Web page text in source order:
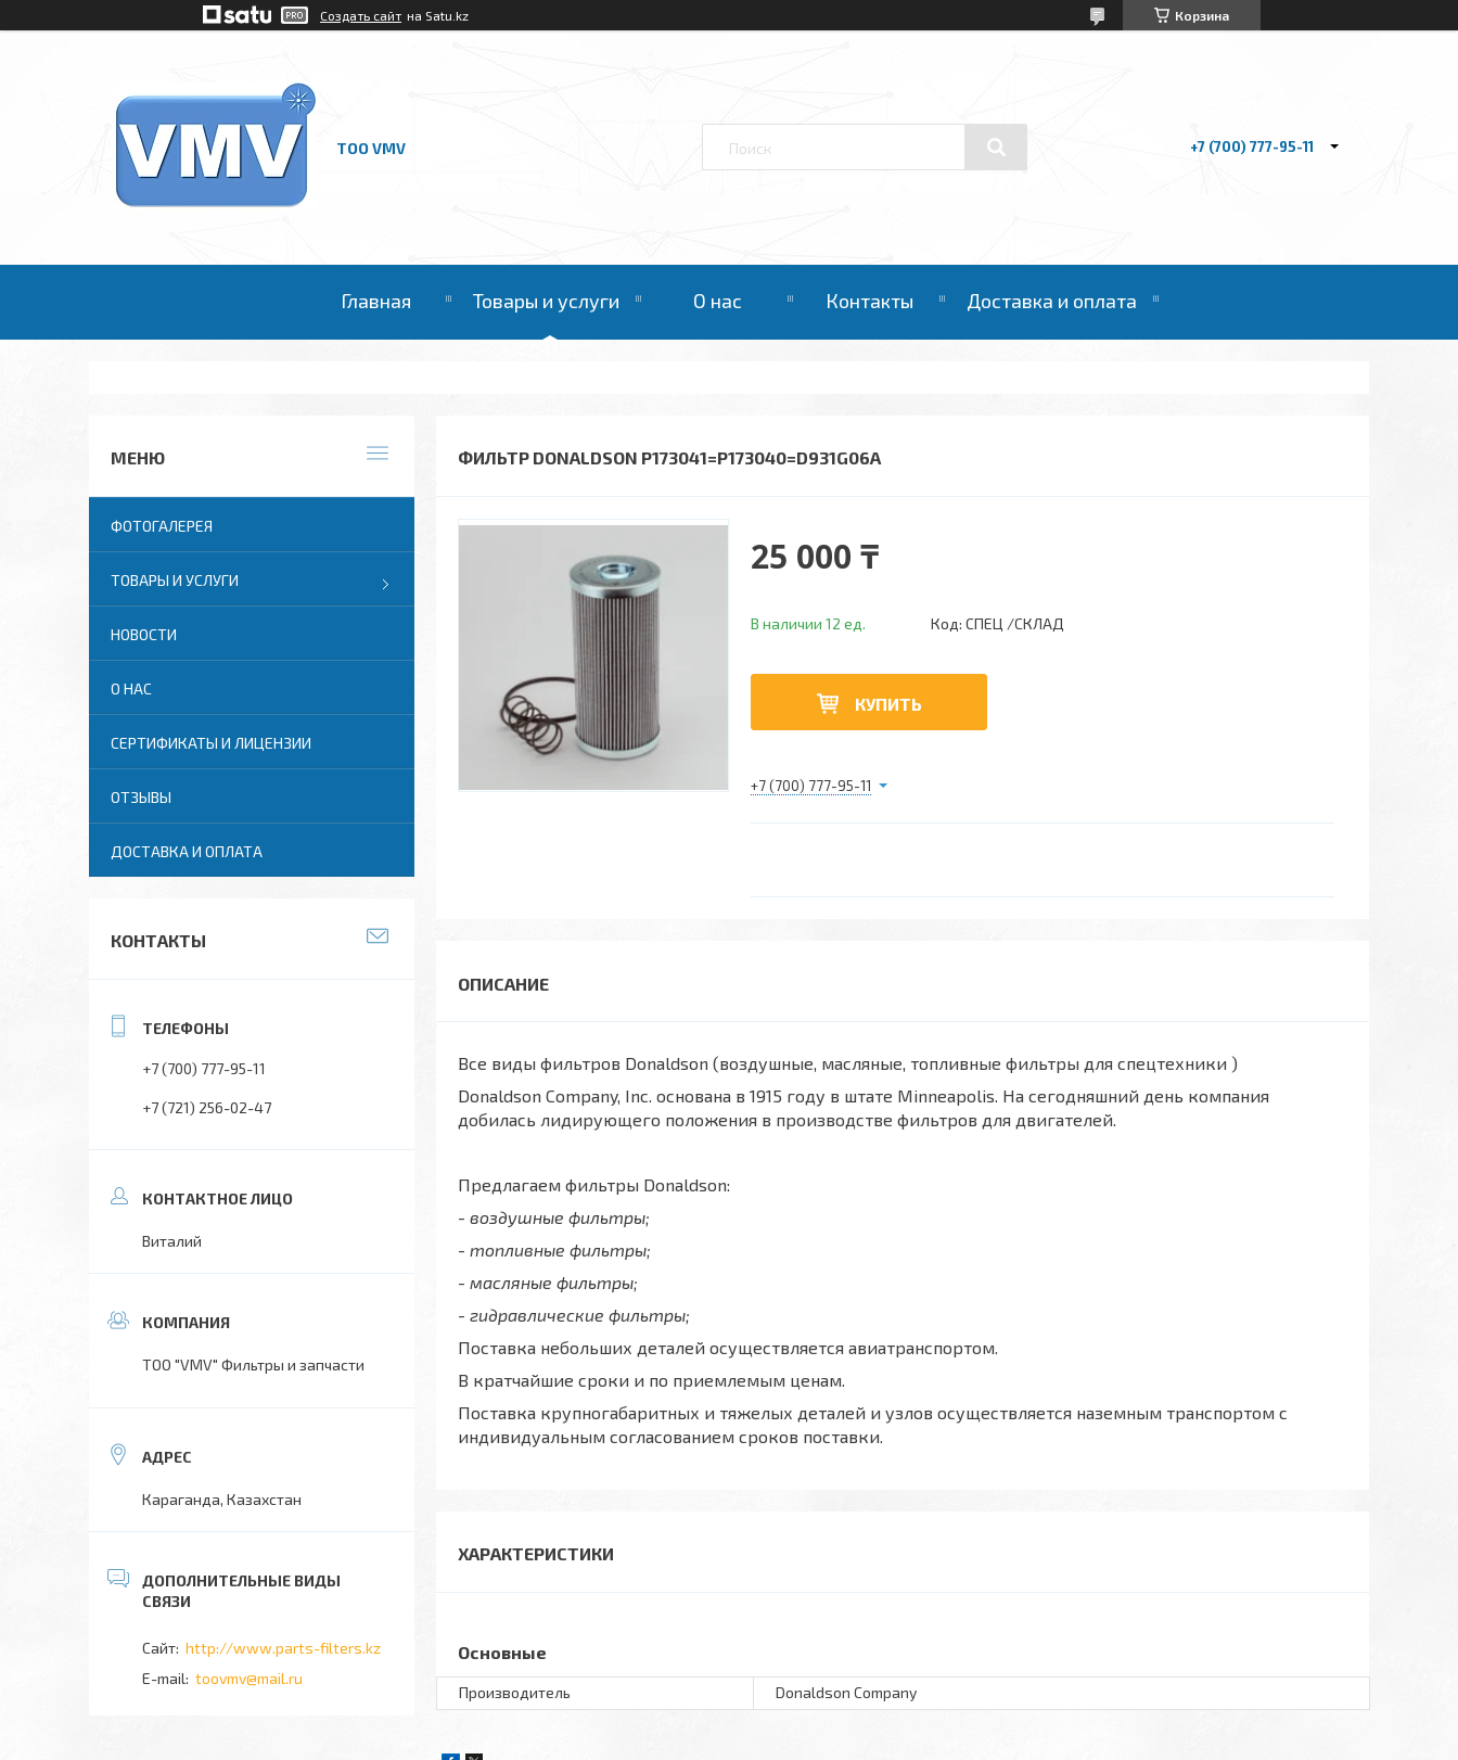
Создать сайт на Satu.kz Корзина
ТОО VMV +7 (700) 777-95-11
Главная Товары и услуги О нас Контакты Доставка и оплата
ФИЛЬТР DONALDSON P173041=P173040=D931G06A
25 000 ₸
В наличии 12 ед. Код: СПЕЦ /CКЛАД
КУПИТЬ
+7 (700) 777-95-11
Все виды фильтров Donaldson (воздушные, масляные, топливные фильтры для спецтехники )
Donaldson Company, Inc. основана в 1915 году в штате Minneapolis. На сегодняшний день компания
добилась лидирующего положения в производстве фильтров для двигателей.
Предлагаем фильтры Donaldson:
- воздушные фильтры;
- топливные фильтры;
- масляные фильтры;
- гидравлические фильтры;
Поставка небольших деталей осуществляется авиатранспортом.
В кратчайшие сроки и по приемлемым ценам.
Поставка крупногабаритных и тяжелых деталей и узлов осуществляется наземным транспортом с
индивидуальным согласованием сроков поставки.
ХАРАКТЕРИСТИКИ
Основные
Производитель Donaldson Company
ФОТОГАЛЕРЕЯ
ТОВАРЫ И УСЛУГИ
НОВОСТИ
О НАС
СЕРТИФИКАТЫ И ЛИЦЕНЗИИ
ОТЗЫВЫ
ДОСТАВКА И ОПЛАТА
КОНТАКТЫ
+7 (700) 777-95-11
+7 (721) 256-02-47
Виталий
ТОО "VMV" Фильтры и запчасти
Караганда, Казахстан
http://www.parts-filters.kz
toovmv@mail.ru